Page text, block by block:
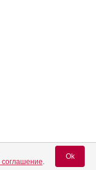
соглашение.
Ok